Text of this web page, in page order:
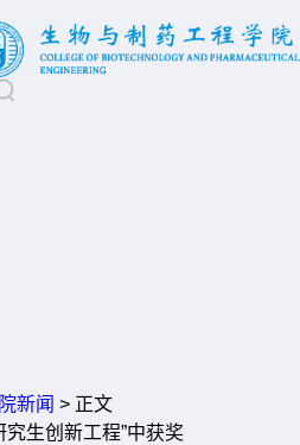
新闻 > 正文
生创新工程”中获奖